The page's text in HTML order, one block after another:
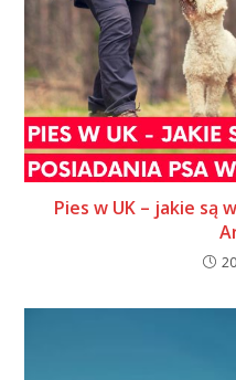
Pies w UK – jakie są